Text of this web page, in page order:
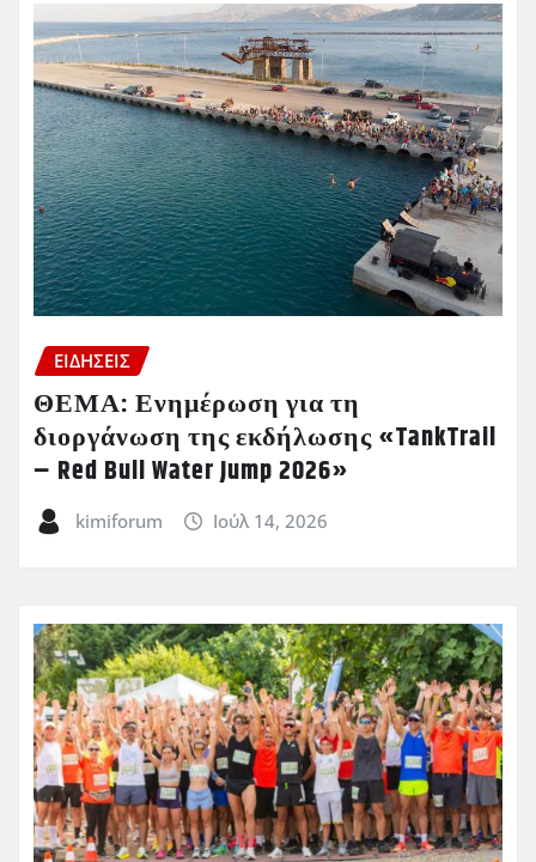
ΕΙΔΗΣΕΙΣ
ΘΕΜΑ: Ενημέρωση για τη
διοργάνωση της εκδήλωσης «TankTrail
– Red Bull Water Jump 2026»
kimiforum Ιούλ 14, 2026